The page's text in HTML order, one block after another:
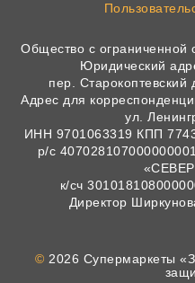
Общество с ограниченной
Юридический
пер. Старокоптевский
Адрес для
ул.
ИНН 9701063319 КПП
р/с
к/сч
Директор
© 2026 Супермаркеты